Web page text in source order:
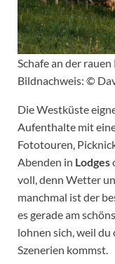
Schafe an der
Bildnachweis: ©
Die Westküste
Aufenthalte mit
Fototouren,
Abenden in Lodges
voll, denn Wetter
manchmal ist der
es gerade am
lohnen sich, weil
Szenerien kommst.